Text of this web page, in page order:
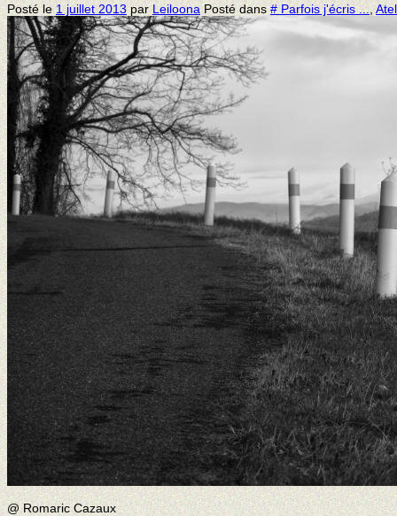
Posté le1 juillet 2013 parLeiloona Posté dans# Parfois j'écris ...,
@ Romaric Cazaux